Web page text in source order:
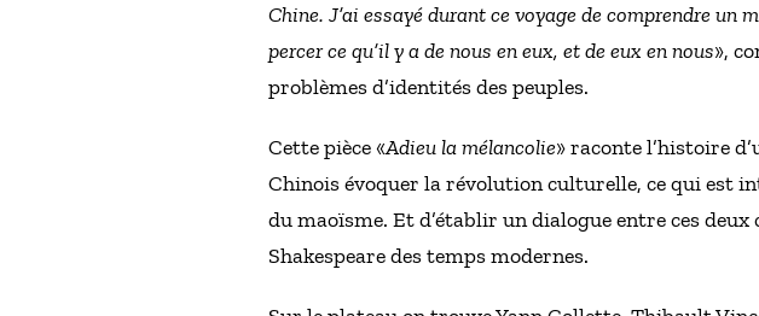
Chine. J’ai essayé durant ce voyage de comprendre
percer ce qu’il y a de nous en eux, et de eux en nous»,
problèmes d’identités des peuples.
Cette pièce «Adieu la mélancolie» raconte l’histoire
Chinois évoquer la révolution culturelle, ce qui est
du maoïsme. Et d’établir un dialogue entre ces
Shakespeare des temps modernes.